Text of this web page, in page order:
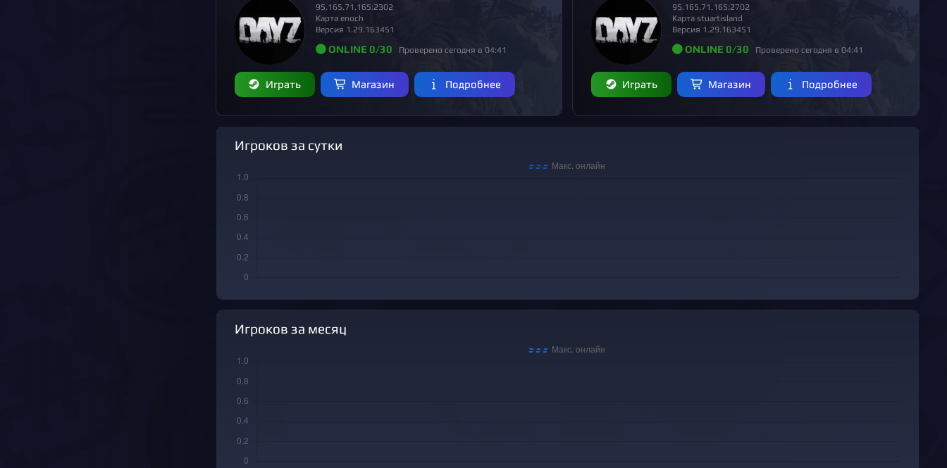
95.165.71.165:2302
Карта enoch
Версия 1.29.163451
ONLINE 0/30 Проверено сегодня в 04:41
Играть Магазин Подробнее
95.165.71.165:2702
Карта stuartisland
Версия 1.29.163451
ONLINE 0/30 Проверено сегодня в 04:41
Играть Магазин Подробнее
Игроков за сутки
Игроков за месяц